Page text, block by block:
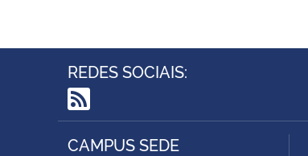
REDES SOCIAIS:
RSS
CAMPUS SEDE